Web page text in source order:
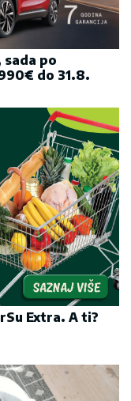
po
do 31.8.
Extra. A ti?